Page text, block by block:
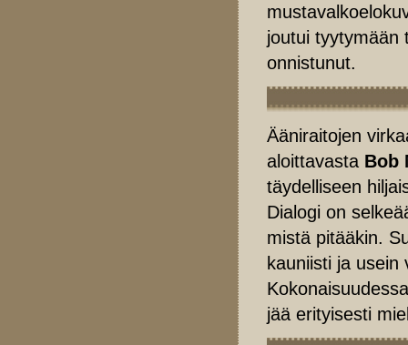
joutui tyytymään
onnistunut.
Ääniraitojen
aloittavasta Bob
täydelliseen
Dialogi on
mistä pitääkin.
kauniisti ja usein
jää erityisesti